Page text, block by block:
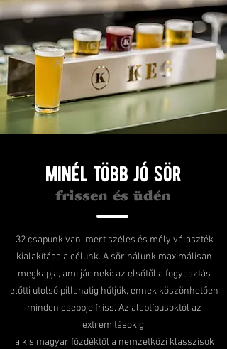
minél több jó sör
frissen és üdén
32 csapunk van, mert széles és mély választék
kialakítása a célunk. A sör nálunk maximálisan
megkapja, ami jár neki: az elsőtől a fogyasztás
előtti utolsó pillanatig hűtjük, ennek köszönhetően
minden cseppje friss. Az alaptípusoktól az
extremitásokig,
a kis magyar főzdéktől a nemzetközi klasszisok